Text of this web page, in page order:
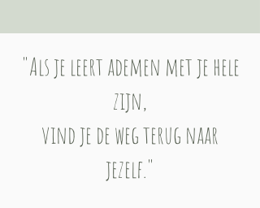
"Als je leert ademen met je hele
zijn,
vind je de weg terug naar
jezelf."